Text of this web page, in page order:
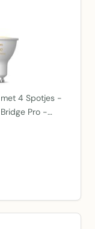
4 Spotjes -
Pro -…